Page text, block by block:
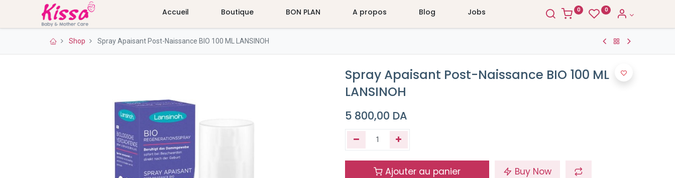
Accueil Boutique BON PLAN A propos Blog Jobs 0 0
Shop Spray Apaisant Post-Naissance BIO 100 ML LANSINOH
Spray Apaisant Post-Naissance BIO 100 ML
LANSINOH
5 800,00 DA
Ajouter au panier Buy Now